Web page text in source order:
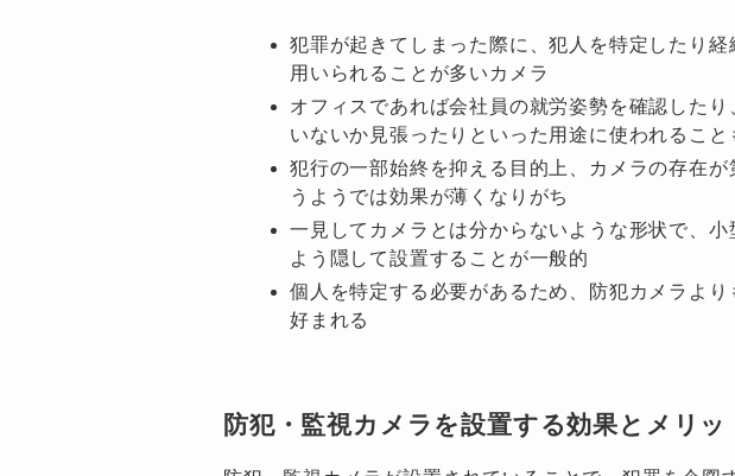
犯罪が起きてしまった際に、犯人を特定したり経
用いられることが多いカメラ
オフィスであれば会社員の就労姿勢を確認したり
いないか見張ったりといった用途に使われること
犯行の一部始終を抑える目的上、カメラの存在が
うようでは効果が薄くなりがち
一見してカメラとは分からないような形状で、
よう隠して設置することが一般的
個人を特定する必要があるため、防犯カメラよ
好まれる
防犯・監視カメラを設置する効果とメリッ